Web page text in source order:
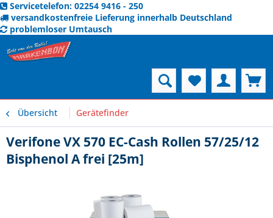
Servicetelefon: 02254 9416 - 250
versandkostenfreie Lieferung innerhalb Deutschland
problemloser Umtausch
Übersicht Gerätefinder
Verifone VX 570 EC-Cash Rollen 57/25/12
Bisphenol A frei [25m]